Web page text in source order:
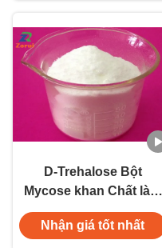
D-Trehalose Bột
Mycose khan Chất làm
ngọt thực phẩm
Trehalose CAS 99-20-7
Nhận giá tốt nhất